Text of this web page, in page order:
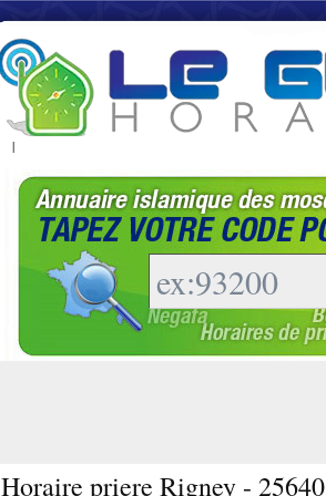
|
Horaire priere Rigney - 25640